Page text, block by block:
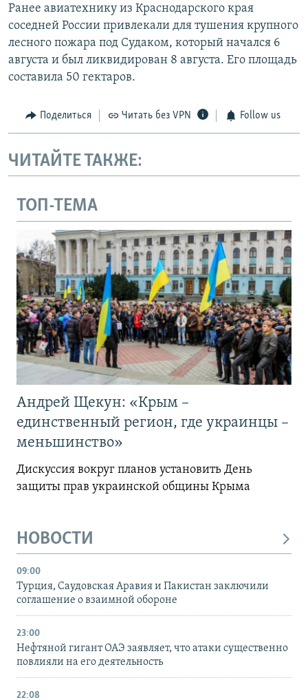
Ранее авиатехнику из Краснодарского края
соседней России привлекали для тушения крупного
лесного пожара под Судаком, который начался 6
августа и был ликвидирован 8 августа. Его площадь
составила 50 гектаров.
Поделиться Читать без VPN Follow us
ЧИТАЙТЕ ТАКЖЕ:
ТОП-ТЕМА
Андрей Щекун: «Крым –
единственный регион, где украинцы –
меньшинство»
Дискуссия вокруг планов установить День
защиты прав украинской общины Крыма
НОВОСТИ
09:00
Турция, Саудовская Аравия и Пакистан заключили
соглашение о взаимной обороне
23:00
Нефтяной гигант ОАЭ заявляет, что атаки существенно
повлияли на его деятельность
22:08